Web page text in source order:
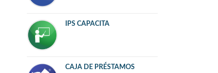
IPS CAPACITA
CAJA DE PRÉSTAMOS